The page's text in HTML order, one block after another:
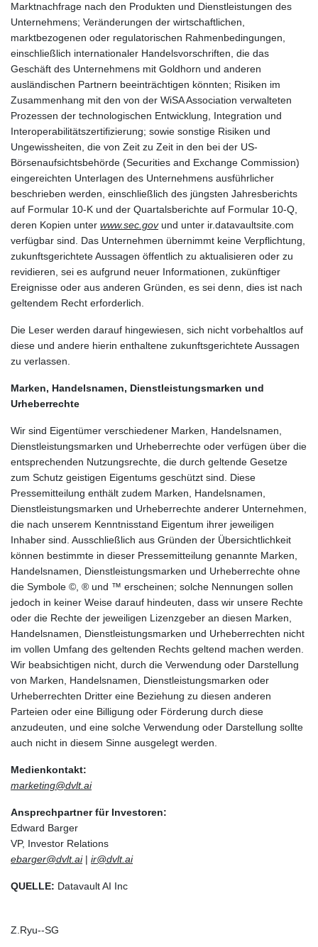
Marktnachfrage nach den Produkten und Dienstleistungen des
Unternehmens; Veränderungen der wirtschaftlichen,
marktbezogenen oder regulatorischen Rahmenbedingungen,
einschließlich internationaler Handelsvorschriften, die das
Geschäft des Unternehmens mit Goldhorn und anderen
ausländischen Partnern beeinträchtigen könnten; Risiken im
Zusammenhang mit den von der WiSA Association verwalteten
Prozessen der technologischen Entwicklung, Integration und
Interoperabilitätszertifizierung; sowie sonstige Risiken und
Ungewissheiten, die von Zeit zu Zeit in den bei der US-
Börsenaufsichtsbehörde (Securities and Exchange Commission)
eingereichten Unterlagen des Unternehmens ausführlicher
beschrieben werden, einschließlich des jüngsten Jahresberichts
auf Formular 10-K und der Quartalsberichte auf Formular 10-Q,
deren Kopien unter www.sec.govund unter ir.datavaultsite.com
verfügbar sind. Das Unternehmen übernimmt keine Verpflichtung,
zukunftsgerichtete Aussagen öffentlich zu aktualisieren oder zu
revidieren, sei es aufgrund neuer Informationen, zukünftiger
Ereignisse oder aus anderen Gründen, es sei denn, dies ist nach
geltendem Recht erforderlich.
Die Leser werden darauf hingewiesen, sich nicht vorbehaltlos auf
diese und andere hierin enthaltene zukunftsgerichtete Aussagen
zu verlassen.
Marken, Handelsnamen, Dienstleistungsmarken und
Urheberrechte
Wir sind Eigentümer verschiedener Marken, Handelsnamen,
Dienstleistungsmarken und Urheberrechte oder verfügen über die
entsprechenden Nutzungsrechte, die durch geltende Gesetze
zum Schutz geistigen Eigentums geschützt sind. Diese
Pressemitteilung enthält zudem Marken, Handelsnamen,
Dienstleistungsmarken und Urheberrechte anderer Unternehmen,
die nach unserem Kenntnisstand Eigentum ihrer jeweiligen
Inhaber sind. Ausschließlich aus Gründen der Übersichtlichkeit
können bestimmte in dieser Pressemitteilung genannte Marken,
Handelsnamen, Dienstleistungsmarken und Urheberrechte ohne
die Symbole ©, ® und ™ erscheinen; solche Nennungen sollen
jedoch in keiner Weise darauf hindeuten, dass wir unsere Rechte
oder die Rechte der jeweiligen Lizenzgeber an diesen Marken,
Handelsnamen, Dienstleistungsmarken und Urheberrechten nicht
im vollen Umfang des geltenden Rechts geltend machen werden.
Wir beabsichtigen nicht, durch die Verwendung oder Darstellung
von Marken, Handelsnamen, Dienstleistungsmarken oder
Urheberrechten Dritter eine Beziehung zu diesen anderen
Parteien oder eine Billigung oder Förderung durch diese
anzudeuten, und eine solche Verwendung oder Darstellung sollte
auch nicht in diesem Sinne ausgelegt werden.
Medienkontakt:
marketing@dvlt.ai
Ansprechpartner für Investoren:
Edward Barger
VP, Investor Relations
ebarger@dvlt.ai| ir@dvlt.ai
QUELLE: Datavault AI Inc
Z.Ryu--SG